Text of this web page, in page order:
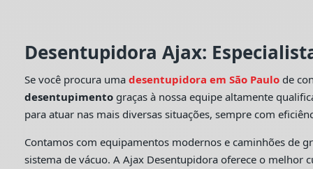
Desentupidora Ajax:
Se você procura uma desentupidora em São Paulo de
desentupimentograças à nossa equipe altamente
para atuar nas mais diversas situações, sempre com
Contamos com equipamentos modernos e caminhões de
sistema de vácuo. A Ajax Desentupidora oferece o melhor